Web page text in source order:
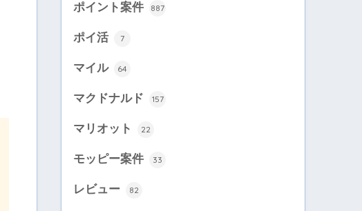
ポイント案件 887
ポイ活 7
マイル 64
マクドナルド 157
マリオット 22
モッピー案件 33
レビュー 82